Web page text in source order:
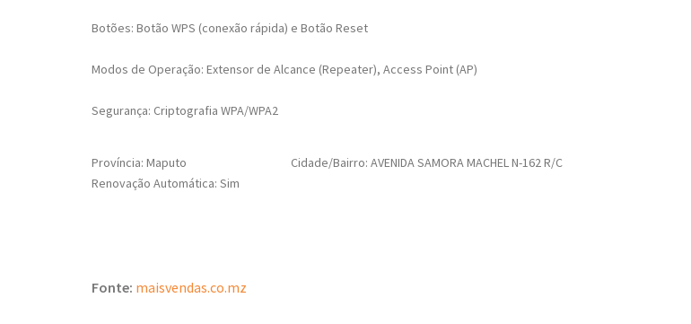
Botões: Botão WPS (conexão rápida) e Botão Reset
Modos de Operação: Extensor de Alcance (Repeater), Access Point (AP)
Segurança: Criptografia WPA/WPA2
Província: Maputo
Cidade/Bairro: AVENIDA SAMORA MACHEL N-162 R/C
Renovação Automática: Sim
Fonte: maisvendas.co.mz